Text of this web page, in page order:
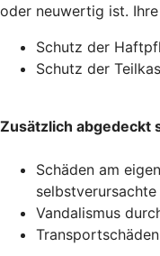
oder neuwertig ist.
Schutz der
Schutz der
Zusätzlich abgedeckt
Schäden am
Vandalismus